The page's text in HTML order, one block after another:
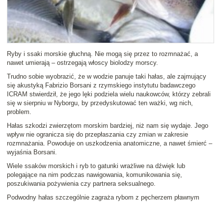
Ryby i ssaki morskie głuchną. Nie mogą się przez to rozmnażać, a
nawet umierają – ostrzegają włoscy biolodzy morscy.
Trudno sobie wyobrazić, że w wodzie panuje taki hałas, ale zajmujący
się akustyką Fabrizio Borsani z rzymskiego instytutu badawczego
ICRAM stwierdził, że jego lęki podziela wielu naukowców, którzy zebrali
się w sierpniu w Nyborgu, by przedyskutować ten ważki, wg nich,
problem.
Hałas szkodzi zwierzętom morskim bardziej, niż nam się wydaje. Jego
wpływ nie ogranicza się do przepłaszania czy zmian w zakresie
rozmnażania. Powoduje on uszkodzenia anatomiczne, a nawet śmierć –
wyjaśnia Borsani.
Wiele ssaków morskich i ryb to gatunki wrażliwe na dźwięk lub
polegające na nim podczas nawigowania, komunikowania się,
poszukiwania pożywienia czy partnera seksualnego.
Podwodny hałas szczególnie zagraża rybom z pęcherzem pławnym